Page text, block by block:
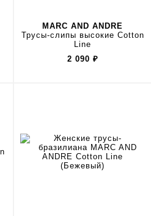
MARC AND ANDRE
Трусы-слипы высокие Cotton
Line
2 090 ₽